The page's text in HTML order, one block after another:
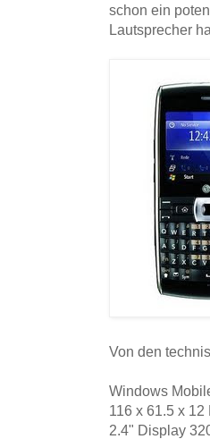
schon ein
Lautsprecher
Von den
Windows
116 x 61.5 x 12
2.4" Display